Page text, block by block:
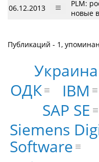
06.12.2013
PLM:
новые
Публикаций - 1,
Siemens
Software
SAP SE
IBM
ОДК
Украина